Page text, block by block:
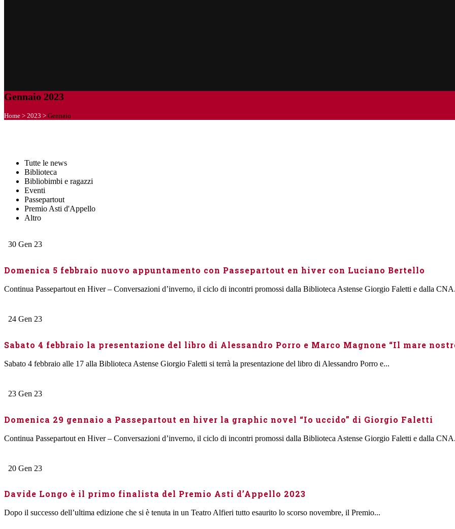
Gennaio 2023
Home > 2023 > Gennaio
Tutte le news
Biblioteca
Bibliobimbi e ragazzi
Eventi
Passepartout
Premio Asti d'Appello
Altro
30 Gen 23
Domenica 5 febbraio nuovo appuntamento con Passepartout en hiver con Luciano Bertello
Continua Passepartout en Hiver – Conversazioni d’inverno, il ciclo di incontri promossi dalla Biblioteca Astense Giorgio Faletti e dalla
24 Gen 23
Sabato 4 febbraio la presentazione del libro di Alessandro Porro e Marco Magnone “Il mare
Sabato 4 febbraio alle 17 alla Biblioteca Astense Giorgio Faletti si terrà la presentazione del libro di Alessandro Porro e...
23 Gen 23
Domenica 29 gennaio a Passepartout en hiver la graphic novel “Io uccido” di Giorgio Faletti
Continua Passepartout en Hiver – Conversazioni d’inverno, il ciclo di incontri promossi dalla Biblioteca Astense Giorgio Faletti e dalla
20 Gen 23
Davide Longo è il primo finalista del Premio Asti d’Appello 2023
Dopo il successo dell’ultima edizione che si è tenuta in un Teatro Alfieri tutto esaurito lo scorso novembre, il Premio...